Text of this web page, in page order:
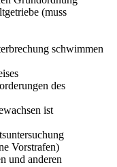
(muss
schwimmen
des
ist
Vorstrafen)
und anderen